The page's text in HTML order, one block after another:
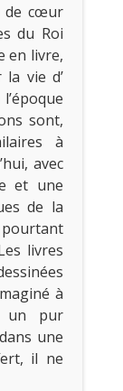
de cœur
du Roi
en livre,
vie d’
sont,
à
avec
et une
de la
livres
à
un pur
une
il ne